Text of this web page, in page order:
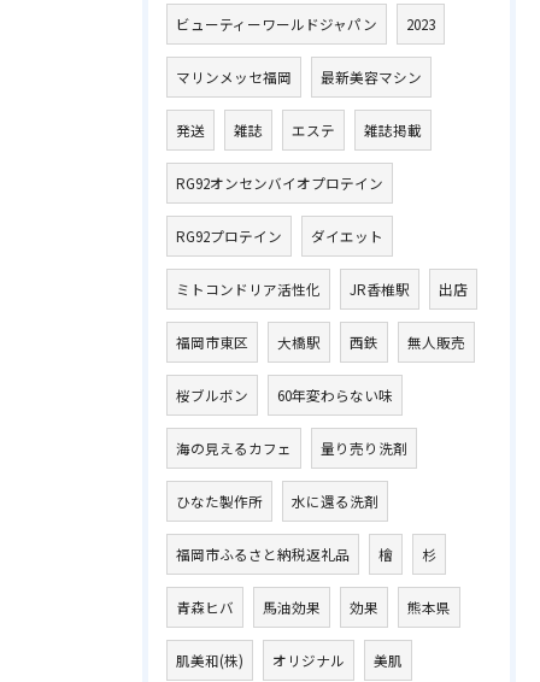
ビューティーワールドジャパン 2023
マリンメッセ福岡 最新美容マシン
発送 雑誌 エステ 雑誌掲載
RG92オンセンバイオプロテイン
RG92プロテイン ダイエット
ミトコンドリア活性化 JR香椎駅 出店
福岡市東区 大橋駅 西鉄 無人販売
桜ブルボン 60年変わらない味
海の見えるカフェ 量り売り洗剤
ひなた製作所 水に還る洗剤
福岡市ふるさと納税返礼品 檜 杉
青森ヒバ 馬油効果 効果 熊本県
肌美和(株) オリジナル 美肌